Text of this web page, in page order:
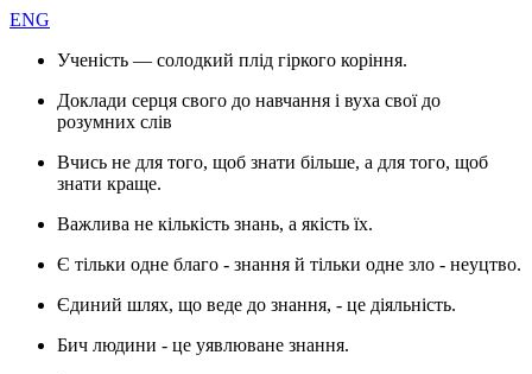
ENG
Ученість — солодкий плід гіркого коріння.
Доклади серця свого до навчання і вуха свої до
розумних слів
Вчись не для того, щоб знати більше, а для того, щоб
знати краще.
Важлива не кількість знань, а якість їх.
Є тільки одне благо - знання й тільки одне зло - неуцтво.
Єдиний шлях, що веде до знання, - це діяльність.
Бич людини - це уявлюване знання.